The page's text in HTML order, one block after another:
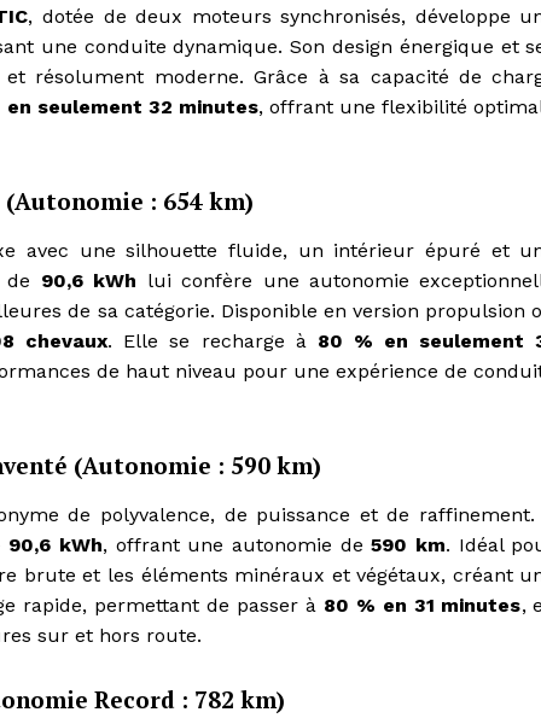
, dotée de deux moteurs synchronisés, développe
une conduite dynamique. Son design énergique et
résolument moderne. Grâce à sa capacité de
seulement 32 minutes, offrant une flexibilité
: 654 km)
avec une silhouette fluide, un intérieur épuré et
de 90,6 kWh lui confère une autonomie
de sa catégorie. Disponible en version propulsion
chevaux. Elle se recharge à 80 % en seulement
de haut niveau pour une expérience de
(Autonomie : 590 km)
de polyvalence, de puissance et de
90,6 kWh, offrant une autonomie de590 km. Idéal
brute et les éléments minéraux et végétaux, créant
rapide, permettant de passer à 80 % en 31 minutes,
sur et hors route.
Record : 782 km)